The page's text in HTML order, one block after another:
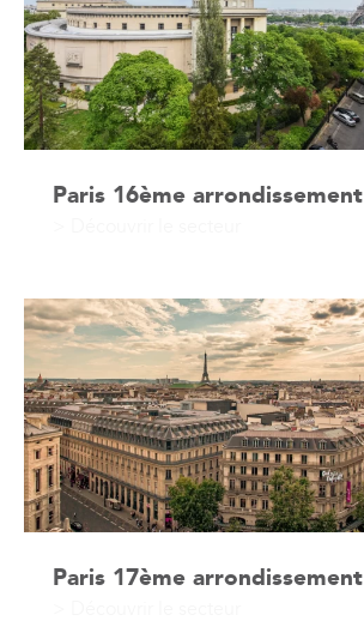
Paris 16ème arrondissement
Paris 17ème arrondissement